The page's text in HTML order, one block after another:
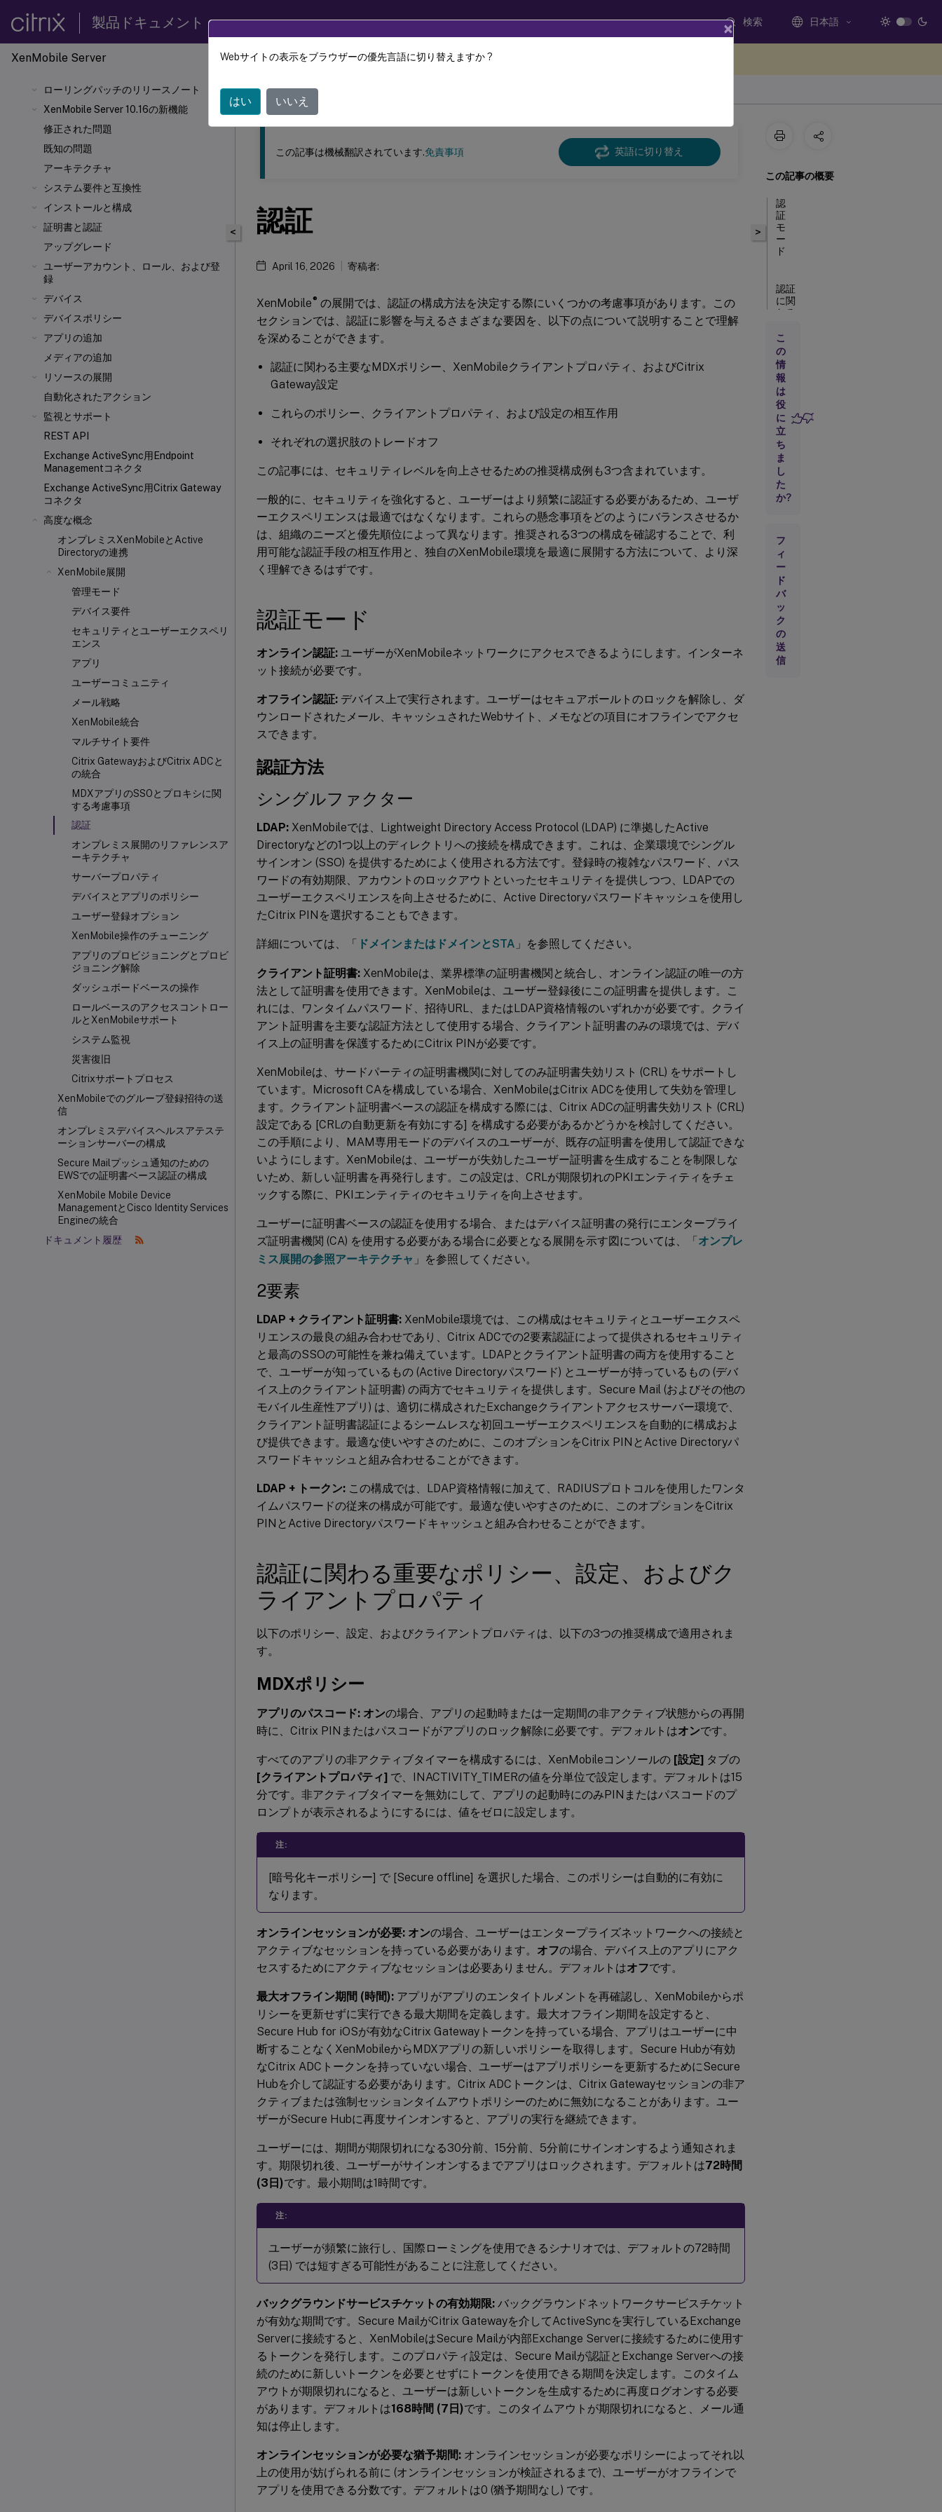
製品ドキュメント 検索 日本語
XenMobile Server
ローリングパッチのリリースノート
XenMobile Server 10.16の新機能
修正された問題
既知の問題
アーキテクチャ
システム要件と互換性
インストールと構成
証明書と認証
アップグレード
ユーザーアカウント、ロール、および登
録
デバイス
デバイスポリシー
アプリの追加
メディアの追加
リソースの展開
自動化されたアクション
監視とサポート
REST API
Exchange ActiveSync用Endpoint
Managementコネクタ
Exchange ActiveSync用Citrix Gateway
コネクタ
高度な概念
オンプレミスXenMobileとActive
Directoryの連携
XenMobile展開
管理モード
デバイス要件
セキュリティとユーザーエクスペリ
エンス
アプリ
ユーザーコミュニティ
メール戦略
XenMobile統合
マルチサイト要件
Citrix GatewayおよびCitrix ADCと
の統合
MDXアプリのSSOとプロキシに関
する考慮事項
認証
オンプレミス展開のリファレンスア
ーキテクチャ
サーバープロパティ
デバイスとアプリのポリシー
ユーザー登録オプション
XenMobile操作のチューニング
アプリのプロビジョニングとプロビ
ジョニング解除
ダッシュボードベースの操作
ロールベースのアクセスコントロー
ルとXenMobileサポート
システム監視
災害復旧
Citrixサポートプロセス
XenMobileでのグループ登録招待の送
信
オンプレミスデバイスヘルスアテステ
ーションサーバーの構成
Secure Mailプッシュ通知のための
EWSでの証明書ベース認証の構成
XenMobile Mobile Device
ManagementとCisco Identity Services
Engineの統合
ドキュメント履歴
このコンテンツは動的に機械翻訳されています。
XenMobile
<
この記事は機械翻訳されています.免責事項 英語に切り替え
認証
April 16, 2026 寄稿者:
XenMobile® の展開では、認証の構成方法を決定する際にいくつかの考慮事項があります。この
セクションでは、認証に影響を与えるさまざまな要因を、以下の点について説明することで理解
を深めることができます。
認証に関わる主要なMDXポリシー、XenMobileクライアントプロパティ、およびCitrix
Gateway設定
これらのポリシー、クライアントプロパティ、および設定の相互作用
それぞれの選択肢のトレードオフ
この記事には、セキュリティレベルを向上させるための推奨構成例も3つ含まれています。
一般的に、セキュリティを強化すると、ユーザーはより頻繁に認証する必要があるため、ユーザ
ーエクスペリエンスは最適ではなくなります。これらの懸念事項をどのようにバランスさせるか
は、組織のニーズと優先順位によって異なります。推奨される3つの構成を確認することで、利
用可能な認証手段の相互作用と、独自のXenMobile環境を最適に展開する方法について、より深
く理解できるはずです。
認証モード
オンライン認証: ユーザーがXenMobileネットワークにアクセスできるようにします。インターネ
ット接続が必要です。
オフライン認証: デバイス上で実行されます。ユーザーはセキュアボールトのロックを解除し、ダ
ウンロードされたメール、キャッシュされたWebサイト、メモなどの項目にオフラインでアクセ
スできます。
認証方法
シングルファクター
LDAP: XenMobileでは、Lightweight Directory Access Protocol (LDAP) に準拠したActive
Directoryなどの1つ以上のディレクトリへの接続を構成できます。これは、企業環境でシングル
サインオン (SSO) を提供するためによく使用される方法です。登録時の複雑なパスワード、パス
ワードの有効期限、アカウントのロックアウトといったセキュリティを提供しつつ、LDAPでの
ユーザーエクスペリエンスを向上させるために、Active Directoryパスワードキャッシュを使用し
たCitrix PINを選択することもできます。
詳細については、「 ドメインまたはドメインとSTA 」を参照してください。
クライアント証明書: XenMobileは、業界標準の証明書機関と統合し、オンライン認証の唯一の方
法として証明書を使用できます。XenMobileは、ユーザー登録後にこの証明書を提供します。こ
れには、ワンタイムパスワード、招待URL、またはLDAP資格情報のいずれかが必要です。クライ
アント証明書を主要な認証方法として使用する場合、クライアント証明書のみの環境では、デバ
イス上の証明書を保護するためにCitrix PINが必要です。
XenMobileは、サードパーティの証明書機関に対してのみ証明書失効リスト (CRL) をサポートし
ています。Microsoft CAを構成している場合、XenMobileはCitrix ADCを使用して失効を管理し
ます。クライアント証明書ベースの認証を構成する際には、Citrix ADCの証明書失効リスト (CRL)
設定である [CRLの自動更新を有効にする] を構成する必要があるかどうかを検討してください。
この手順により、MAM専用モードのデバイスのユーザーが、既存の証明書を使用して認証できな
いようにします。XenMobileは、ユーザーが失効したユーザー証明書を生成することを制限しな
いため、新しい証明書を再発行します。この設定は、CRLが期限切れのPKIエンティティをチェ
ックする際に、PKIエンティティのセキュリティを向上させます。
ユーザーに証明書ベースの認証を使用する場合、またはデバイス証明書の発行にエンタープライ
ズ証明書機関 (CA) を使用する必要がある場合に必要となる展開を示す図については、「オンプレ
ミス展開の参照アーキテクチャ 」を参照してください。
2要素
LDAP + クライアント証明書: XenMobile環境では、この構成はセキュリティとユーザーエクスペ
リエンスの最良の組み合わせであり、Citrix ADCでの2要素認証によって提供されるセキュリティ
と最高のSSOの可能性を兼ね備えています。LDAPとクライアント証明書の両方を使用すること
で、ユーザーが知っているもの (Active Directoryパスワード) とユーザーが持っているもの (デバ
イス上のクライアント証明書) の両方でセキュリティを提供します。Secure Mail (およびその他の
モバイル生産性アプリ) は、適切に構成されたExchangeクライアントアクセスサーバー環境で、
クライアント証明書認証によるシームレスな初回ユーザーエクスペリエンスを自動的に構成およ
び提供できます。最適な使いやすさのために、このオプションをCitrix PINとActive Directoryパ
スワードキャッシュと組み合わせることができます。
LDAP + トークン: この構成では、LDAP資格情報に加えて、RADIUSプロトコルを使用したワンタ
イムパスワードの従来の構成が可能です。最適な使いやすさのために、このオプションをCitrix
PINとActive Directoryパスワードキャッシュと組み合わせることができます。
認証に関わる重要なポリシー、設定、およびク
ライアントプロパティ
以下のポリシー、設定、およびクライアントプロパティは、以下の3つの推奨構成で適用されま
す。
MDXポリシー
アプリのパスコード: オンの場合、アプリの起動時または一定期間の非アクティブ状態からの再開
時に、Citrix PINまたはパスコードがアプリのロック解除に必要です。デフォルトはオンです。
すべてのアプリの非アクティブタイマーを構成するには、XenMobileコンソールの [設定] タブの
[クライアントプロパティ] で、INACTIVITY_TIMERの値を分単位で設定します。デフォルトは15
分です。非アクティブタイマーを無効にして、アプリの起動時にのみPINまたはパスコードのプ
ロンプトが表示されるようにするには、値をゼロに設定します。
注:
[暗号化キーポリシー] で [Secure offline] を選択した場合、このポリシーは自動的に有効に
なります。
オンラインセッションが必要: オンの場合、ユーザーはエンタープライズネットワークへの接続と
アクティブなセッションを持っている必要があります。 オフの場合、デバイス上のアプリにアク
セスするためにアクティブなセッションは必要ありません。デフォルトはオフです。
最大オフライン期間 (時間): アプリがアプリのエンタイトルメントを再確認し、XenMobileからポ
リシーを更新せずに実行できる最大期間を定義します。最大オフライン期間を設定すると、
Secure Hub for iOSが有効なCitrix Gatewayトークンを持っている場合、アプリはユーザーに中
断することなくXenMobileからMDXアプリの新しいポリシーを取得します。Secure Hubが有効
なCitrix ADCトークンを持っていない場合、ユーザーはアプリポリシーを更新するためにSecure
Hubを介して認証する必要があります。Citrix ADCトークンは、Citrix Gatewayセッションの非ア
クティブまたは強制セッションタイムアウトポリシーのために無効になることがあります。ユー
ザーがSecure Hubに再度サインオンすると、アプリの実行を継続できます。
ユーザーには、期間が期限切れになる30分前、15分前、5分前にサインオンするよう通知されま
す。期限切れ後、ユーザーがサインオンするまでアプリはロックされます。デフォルトは72時間
(3日)です。最小期間は1時間です。
注:
ユーザーが頻繁に旅行し、国際ローミングを使用できるシナリオでは、デフォルトの72時間
(3日) では短すぎる可能性があることに注意してください。
バックグラウンドサービスチケットの有効期限: バックグラウンドネットワークサービスチケット
が有効な期間です。Secure MailがCitrix Gatewayを介してActiveSyncを実行しているExchange
Serverに接続すると、XenMobileはSecure Mailが内部Exchange Serverに接続するために使用す
るトークンを発行します。このプロパティ設定は、Secure Mailが認証とExchange Serverへの接
続のために新しいトークンを必要とせずにトークンを使用できる期間を決定します。このタイム
アウトが期限切れになると、ユーザーは新しいトークンを生成するために再度ログオンする必要
があります。デフォルトは168時間 (7日)です。このタイムアウトが期限切れになると、メール通
知は停止します。
オンラインセッションが必要な猶予期間: オンラインセッションが必要なポリシーによってそれ以
上の使用が妨げられる前に (オンラインセッションが検証されるまで)、ユーザーがオフラインで
アプリを使用できる分数です。デフォルトは0 (猶予期間なし) です。
>
この記事の概要
認
証
モ
ー
ド
認証
に関
わる
なポ
リシ
ー、
設
定、
およ
びク
ライ
アン
トプ
ロパ
ティ
推
成
こ
の
情
報
は
役
に
立
ち
ま
し
た
か?
フ
ィ
ー
ド
バ
ッ
ク
の
送
信
×
Webサイトの表示をブラウザーの優先言語に切り替えますか ?
はい いいえ